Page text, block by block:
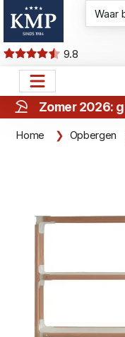
9.8
Zomer 2026:
Home Opbergen